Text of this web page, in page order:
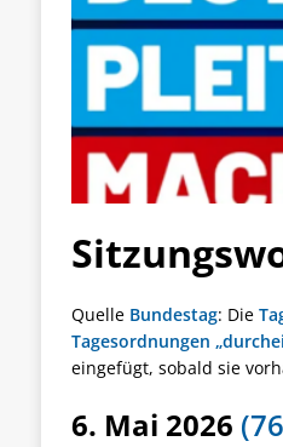
Quelle Bundestag: Die
Tagesordnungen
eingefügt, sobald sie
6. Mai 2026